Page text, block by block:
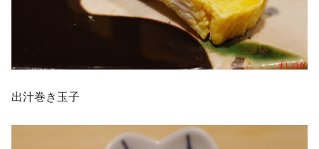
出汁巻き玉子